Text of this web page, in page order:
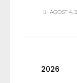
AGOST 4,
2026